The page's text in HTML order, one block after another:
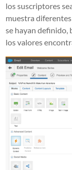
los suscriptores
muestra
se hayan definido,
los valores